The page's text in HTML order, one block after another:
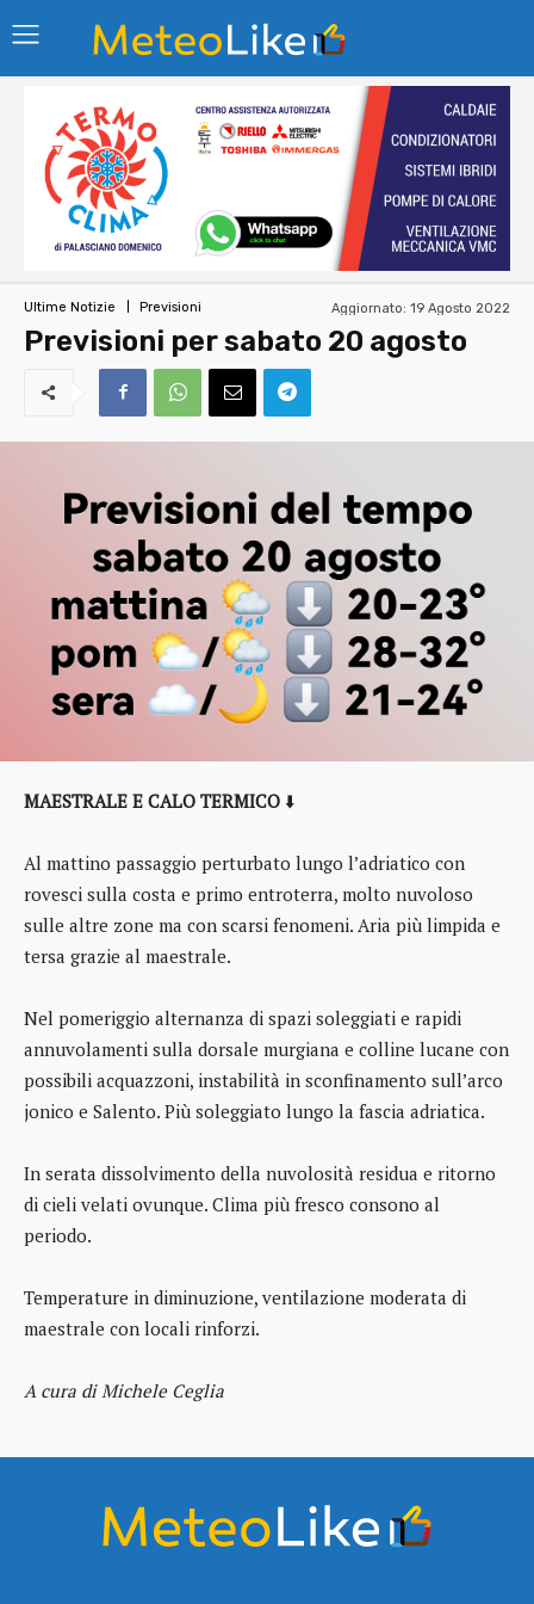
Ultime Notizie Previsioni Aggiornato: 19 Agosto 2022
Previsioni per sabato 20 agosto
MAESTRALE E CALO TERMICO ⬇️
Al mattino passaggio perturbato lungo l’adriatico con
rovesci sulla costa e primo entroterra, molto nuvoloso
sulle altre zone ma con scarsi fenomeni. Aria più limpida e
tersa grazie al maestrale.
Nel pomeriggio alternanza di spazi soleggiati e rapidi
annuvolamenti sulla dorsale murgiana e colline lucane con
possibili acquazzoni, instabilità in sconfinamento sull’arco
jonico e Salento. Più soleggiato lungo la fascia adriatica.
In serata dissolvimento della nuvolosità residua e ritorno
di cieli velati ovunque. Clima più fresco consono al
periodo.
Temperature in diminuzione, ventilazione moderata di
maestrale con locali rinforzi.
A cura di Michele Ceglia